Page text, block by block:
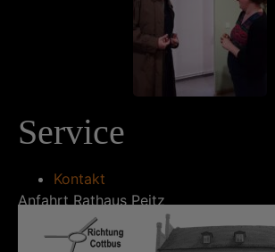
Service
Kontakt
Anfahrt Rathaus Peitz